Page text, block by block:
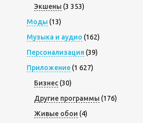
Экшены (3 353)
Моды (13)
Музыка и аудио (162)
Персонализация (39)
Приложение(1 627)
Бизнес(30)
Другие программы (176)
Живые обои (4)